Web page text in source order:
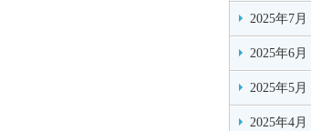
2025年7月
2025年6月
2025年5月
2025年4月